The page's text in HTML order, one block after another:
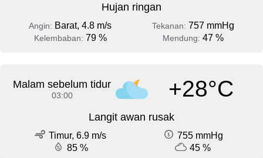
Hujan ringan
Angin: Barat, 4.8 m/s Tekanan: 757 mmHg
Kelembaban: 79 % Mendung: 47 %
Malam sebelum tidur
03:00 +28°C
Langit awan rusak
Timur, 6.9 m/s
755 mmHg
85 %
45 %